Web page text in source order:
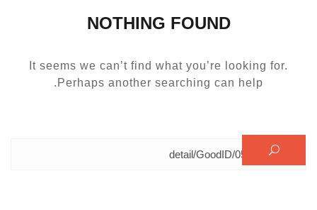
NOTHING FOUND
It seems we can’t find what you’re looking for.
Perhaps another searching can help.
البحث عن: